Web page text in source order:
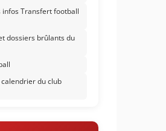
infos Transfert football
dossiers brûlants du
du club